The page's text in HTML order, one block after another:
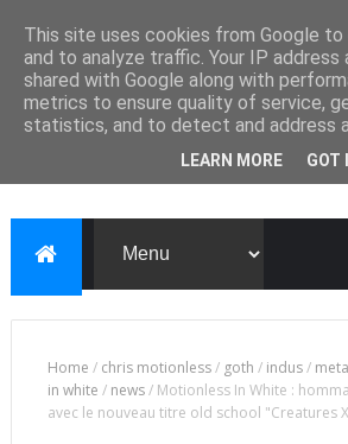
Home / chris motionless/ goth / indus/
in white / news/ Motionless In White :
avec le nouveau titre old school "Creatures
This site uses cookies from Google
and to analyze traffic. Your IP address
shared with Google along with
metrics to ensure quality of service,
statistics, and to detect and address
LEARN MORE GOT